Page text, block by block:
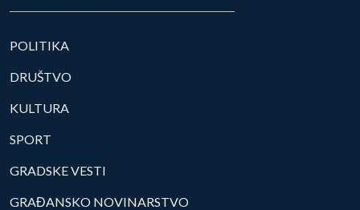
POLITIKA
DRUŠTVO
KULTURA
SPORT
GRADSKE VESTI
GRAĐANSKO NOVINARSTVO